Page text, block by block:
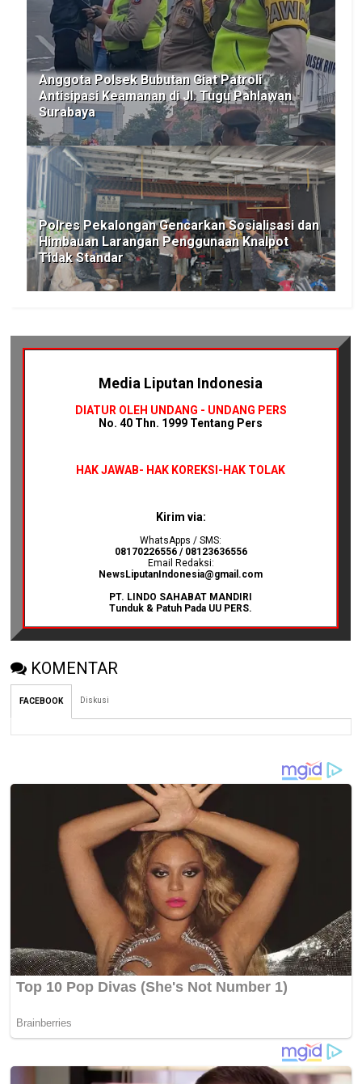
Anggota Polsek Bubutan Giat Patroli
Antisipasi Keamanan di Jl. Tugu Pahlawan
Surabaya
Polres Pekalongan Gencarkan Sosialisasi dan
Himbauan Larangan Penggunaan Knalpot
Tidak Standar
Media Liputan Indonesia
DIATUR OLEH UNDANG - UNDANG PERS
No. 40 Thn. 1999 Tentang Pers
HAK JAWAB- HAK KOREKSI-HAK TOLAK
Kirim via:
WhatsApps / SMS:
08170226556 / 08123636556
Email Redaksi:
NewsLiputanIndonesia@gmail.com
PT. LINDO SAHABAT MANDIRI
Tunduk & Patuh Pada UU PERS.
KOMENTAR
FACEBOOK Diskusi